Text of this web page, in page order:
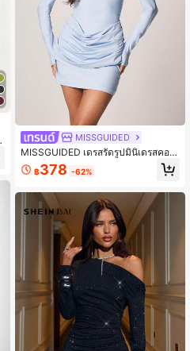
MISSGUIDED
MISSGUIDED เดรสรัดรูปมินิเดรสคอป
กแขนยาวพร้อมดีไซน์จับจีบด้านข้าง เห
มาะสำหรับงานปาร์ตี้และงานอีฟนิ่ง
฿378 -62%